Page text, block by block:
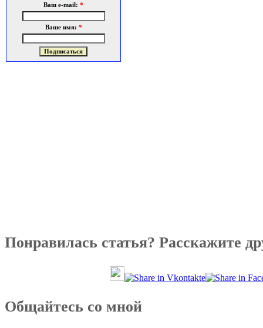
Ваш e-mail: *
Ваше имя: *
Понравилась статья? Расскажите
Общайтесь со мной